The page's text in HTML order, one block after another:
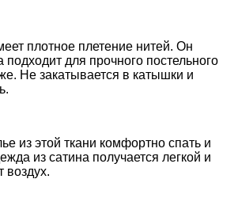
плотное плетение нитей. Он
подходит для прочного постельного
Не закатывается в катышки и
из этой ткани комфортно спать и
из сатина получается легкой и
воздух.